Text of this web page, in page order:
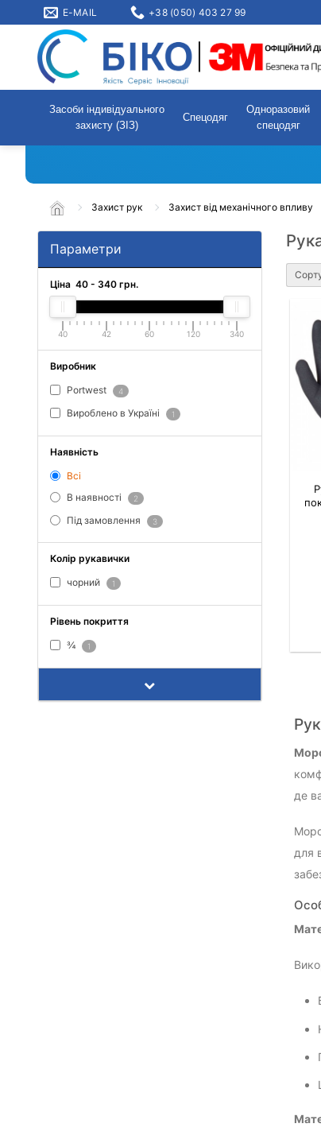
E-MAIL +38 (050) 403 27 99
Засоби індивідуального
захисту (ЗІЗ)
Спецодяг
Одноразовий
спецодяг
Захист рук Захист від механічного впливу
Параметри
Ціна 40 - 340 грн.
40 42 60 120 340
Виробник
Portwest 4
Вироблено в Україні 1
Наявність
Всі
В наявності
2
Під замовлення 3
Колір рукавички
чорний 1
Рівень покриття
¾ 1
де
для